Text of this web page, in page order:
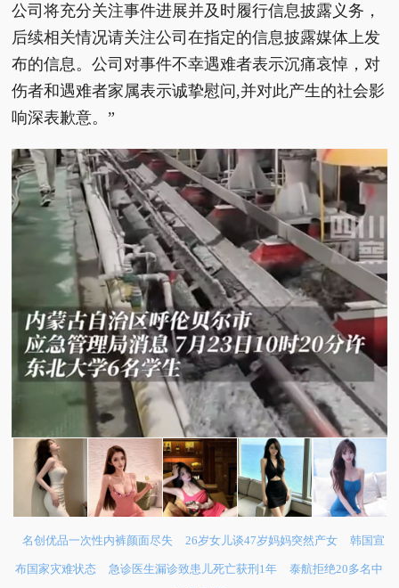
公司将充分关注事件进展并及时履行信息披露义务，
后续相关情况请关注公司在指定的信息披露媒体上发
布的信息。公司对事件不幸遇难者表示沉痛哀悼，对
伤者和遇难者家属表示诚挚慰问,并对此产生的社会影
响深表歉意。”
名创优品一次性内裤颜面尽失 26岁女儿谈47岁妈妈突然产女 韩国宣
布国家灾难状态 急诊医生漏诊致患儿死亡获刑1年
泰航拒绝20多名中